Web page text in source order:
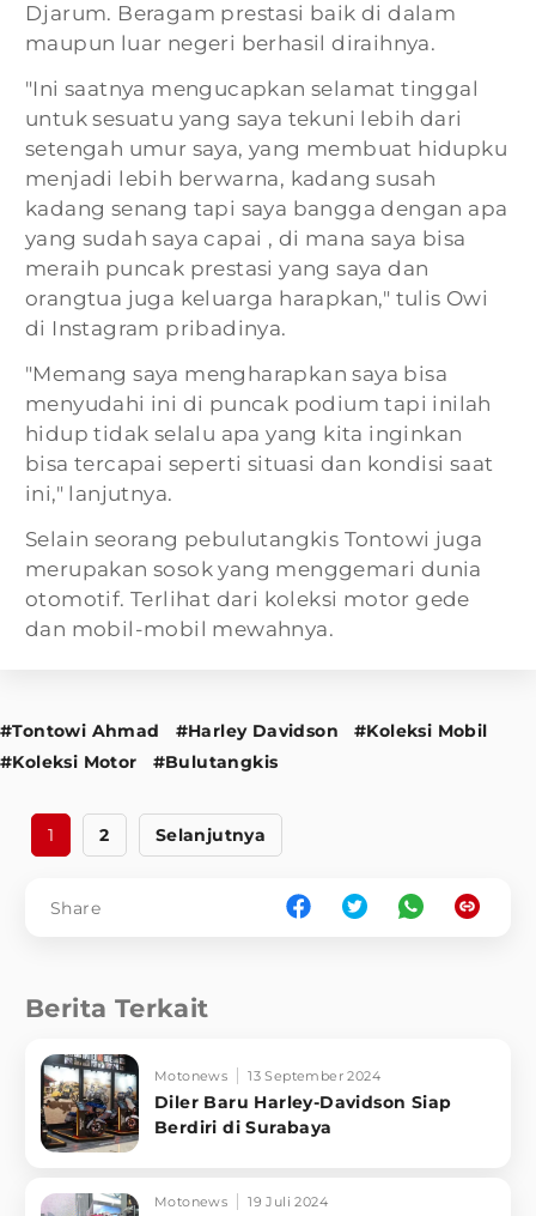
Djarum. Beragam prestasi baik di dalam
maupun luar negeri berhasil diraihnya.
"Ini saatnya mengucapkan selamat tinggal
untuk sesuatu yang saya tekuni lebih dari
setengah umur saya, yang membuat hidupku
menjadi lebih berwarna, kadang susah
kadang senang tapi saya bangga dengan apa
yang sudah saya capai , di mana saya bisa
meraih puncak prestasi yang saya dan
orangtua juga keluarga harapkan," tulis Owi
di Instagram pribadinya.
"Memang saya mengharapkan saya bisa
menyudahi ini di puncak podium tapi inilah
hidup tidak selalu apa yang kita inginkan
bisa tercapai seperti situasi dan kondisi saat
ini," lanjutnya.
Selain seorang pebulutangkis Tontowi juga
merupakan sosok yang menggemari dunia
otomotif. Terlihat dari koleksi motor gede
dan mobil-mobil mewahnya.
#Tontowi Ahmad #Harley Davidson
#Koleksi Mobil
#Koleksi Motor
#Bulutangkis
1 2 Selanjutnya
Share
Berita Terkait
Motonews 13 September 2024
Diler Baru Harley-Davidson Siap
Berdiri di Surabaya
Motonews 19 Juli 2024